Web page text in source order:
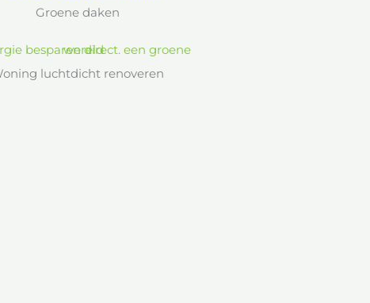
Groene daken
luchtdicht renoveren